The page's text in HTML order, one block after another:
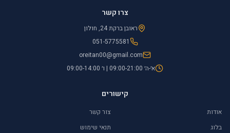
צרו קשר
ראובן ברקת 24, חולון
051-5775581
oreitan00@gmail.com
א׳-ה׳ 09:00-21:00 | ו׳ 09:00-14:00
קישורים
אודות
צור קשר
בלוג
תנאי שימוש